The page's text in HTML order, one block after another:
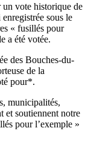
un vote historique de
sous le
« fusillés pour
a été votée.
des Bouches-du-
de la
pour*.
municipalités,
et soutiennent notre
pour l’exemple »